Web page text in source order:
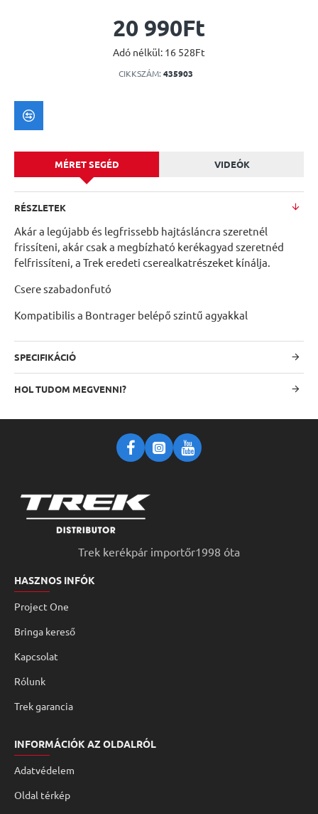
20 990Ft
Adó nélkül: 16 528Ft
CIKKSZÁM: 435903
MÉRET SEGÉD VIDEÓK
RÉSZLETEK
Akár a legújabb és legfrissebb hajtásláncra szeretnél
frissíteni, akár csak a megbízható kerékagyad szeretnéd
felfrissíteni, a Trek eredeti cserealkatrészeket kínálja.
Csere szabadonfutó
Kompatibilis a Bontrager belépő szintű agyakkal
SPECIFIKÁCIÓ
HOL TUDOM MEGVENNI?
Trek kerékpár importőr1998 óta
HASZNOS INFÓK
Project One
Bringa kereső
Kapcsolat
Rólunk
Trek garancia
INFORMÁCIÓK AZ OLDALRÓL
Adatvédelem
Oldal térkép